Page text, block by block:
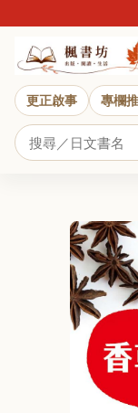
更正啟事 專欄